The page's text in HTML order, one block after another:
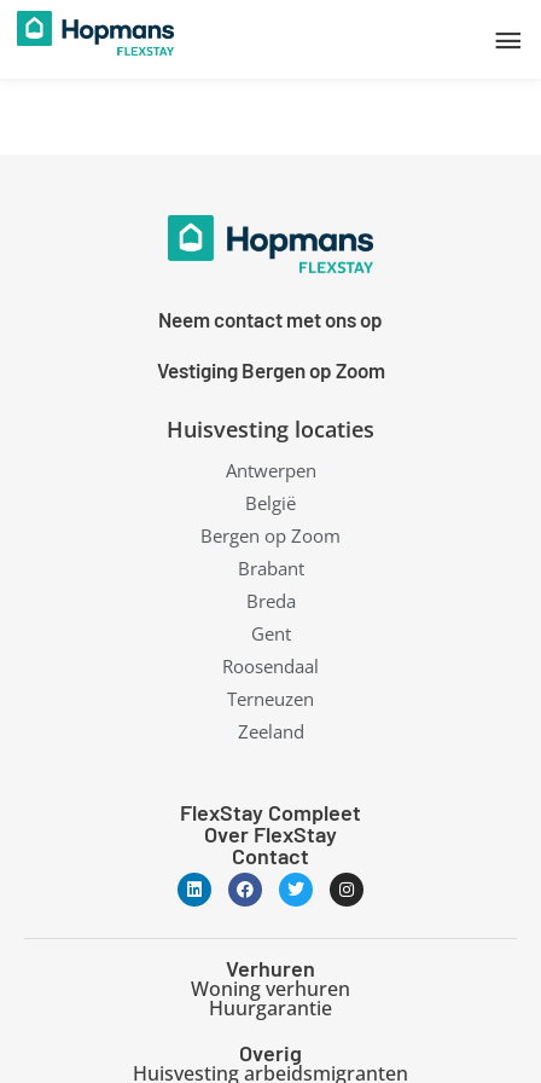
Ga
naar
Neem contact met ons op
Vestiging Bergen op Zoom
Huisvesting locaties
Antwerpen
België
Bergen op Zoom
Brabant
Breda
Gent
Roosendaal
Terneuzen
Zeeland
FlexStay Compleet
Over FlexStay
Contact
L
i
n
e
n
F
a
c
b
o
k
T
w
i
t
r
I
n
s
a
a
Verhuren
Woning verhuren
Huurgarantie
Overig
Huisvesting arbeidsmigranten